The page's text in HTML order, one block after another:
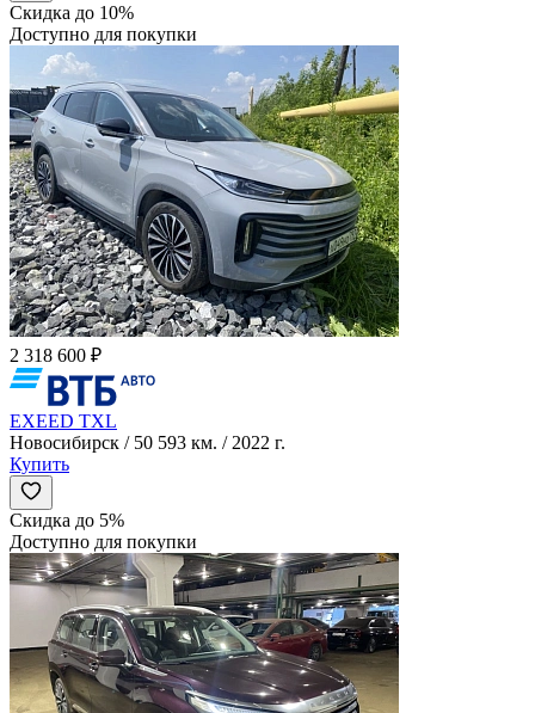
Скидка до 10%
Доступно для покупки
2 318 600 ₽
EXEED TXL
Новосибирск / 50 593 км. / 2022 г.
Купить
Скидка до 5%
Доступно для покупки